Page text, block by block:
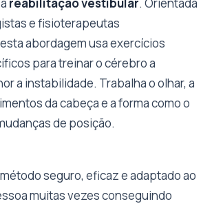
reabilitação vestibular. Orientada
e fisioterapeutas
abordagem usa exercícios
para treinar o cérebro a
a instabilidade. Trabalha o olhar, a
da cabeça e a forma como o
de posição.
seguro, eficaz e adaptado ao
muitas vezes conseguindo